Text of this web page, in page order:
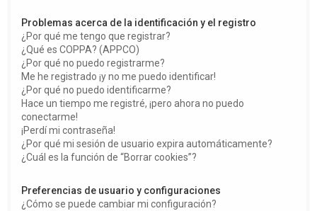
Problemas acerca de la identificación y el registro
¿Por qué me tengo que registrar?
¿Qué es COPPA? (APPCO)
¿Por qué no puedo registrarme?
Me he registrado ¡y no me puedo identificar!
¿Por qué no puedo identificarme?
Hace un tiempo me registré, ¡pero ahora no puedo
conectarme!
¡Perdí mi contraseña!
¿Por qué mi sesión de usuario expira automáticamente?
¿Cuál es la función de “Borrar cookies”?
Preferencias de usuario y configuraciones
¿Cómo se puede cambiar mi configuración?